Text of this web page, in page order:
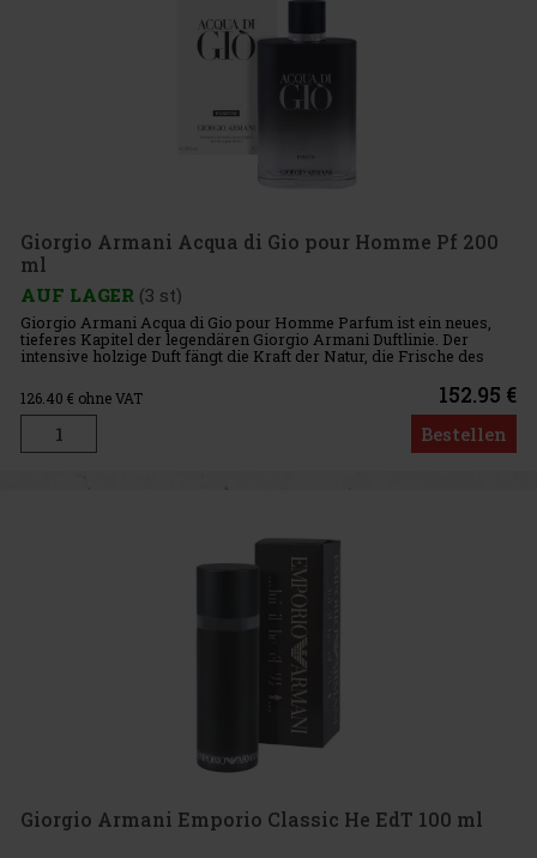
Giorgio Armani Acqua di Gio pour Homme Pf 200
ml
AUF LAGER (3 st)
Giorgio Armani Acqua di Gio pour Homme Parfum ist ein neues,
tieferes Kapitel der legendären Giorgio Armani Duftlinie. Der
intensive holzige Duft fängt die Kraft der Natur, die Frische des
Meeres und die Eleganz des Holzes ein - geschaffen für den mo
126.40 € ohne VAT 152.95 €
Bestellen
Giorgio Armani Emporio Classic He EdT 100 ml